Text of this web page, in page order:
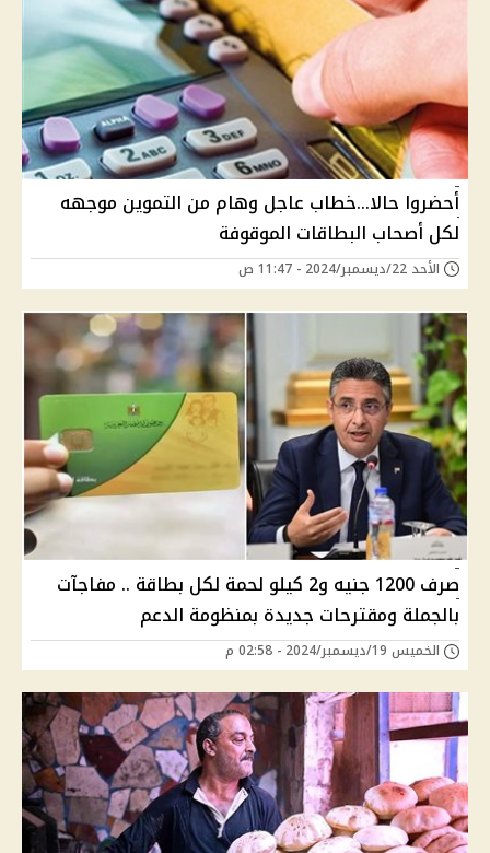
أحضروا حالا...خطاب عاجل وهام من التموين موجهه
لكل أصحاب البطاقات الموقوفة
الأحد 22/ديسمبر/2024 - 11:47 ص
صرف 1200 جنيه و2 كيلو لحمة لكل بطاقة .. مفاجآت
بالجملة ومقترحات جديدة بمنظومة الدعم
الخميس 19/ديسمبر/2024 - 02:58 م